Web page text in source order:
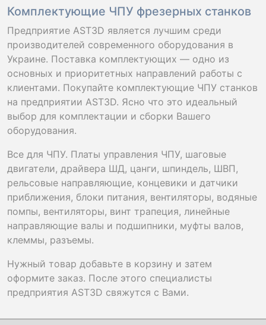
Комплектующие ЧПУ фрезерных станков
Предприятие AST3D является лучшим среди
производителей современного оборудования в
Украине. Поставка комплектующих — одно из
основных и приоритетных направлений работы с
клиентами. Покупайте комплектующие ЧПУ станков
на предприятии AST3D. Ясно что это идеальный
выбор для комплектации и сборки Вашего
оборудования.
Все для ЧПУ. Платы управления ЧПУ, шаговые
двигатели, драйвера ШД, цанги, шпиндель, ШВП,
рельсовые направляющие, концевики и датчики
приближения, блоки питания, вентиляторы, водяные
помпы, вентиляторы, винт трапеция, линейные
направляющие валы и подшипники, муфты валов,
клеммы, разъемы.
Нужный товар добавьте в корзину и затем
оформите заказ. После этого специалисты
предприятия AST3D свяжутся с Вами.